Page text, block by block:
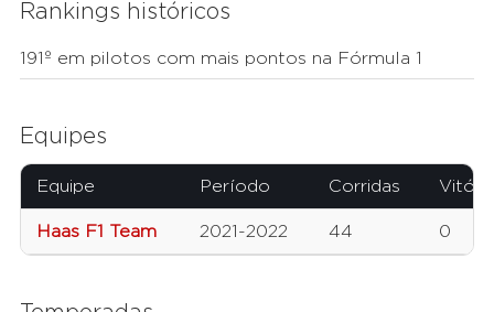
Rankings históricos
191º em pilotos com mais pontos na Fórmula 1
Equipes
Equipe Período Corridas
Haas F1 Team 2021-2022 44 0